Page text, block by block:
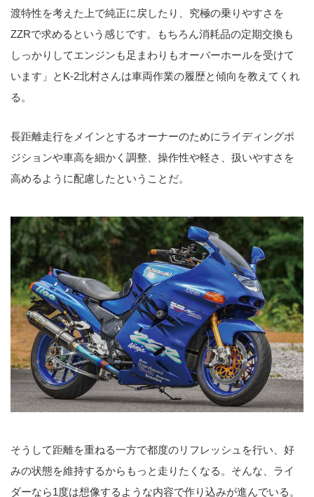
渡特性を考えた上で純正に戻したり、究極の乗りやすさを
ZZRで求めるという感じです。もちろん消耗品の定期交換も
しっかりしてエンジンも足まわりもオーバーホールを受けて
います」とK-2北村さんは車両作業の履歴と傾向を教えてくれ
る。
長距離走行をメインとするオーナーのためにライディングポ
ジションや車高を細かく調整、操作性や軽さ、扱いやすさを
高めるように配慮したということだ。
そうして距離を重ねる一方で都度のリフレッシュを行い、好
みの状態を維持するからもっと走りたくなる。そんな、ライ
ダーなら1度は想像するような内容で作り込みが進んでいる。